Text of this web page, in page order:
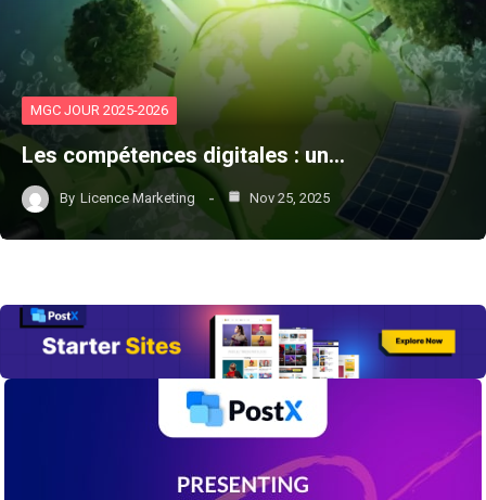
MGC JOUR 2025-2026
Les compétences digitales : un…
By Licence Marketing Nov 25, 2025